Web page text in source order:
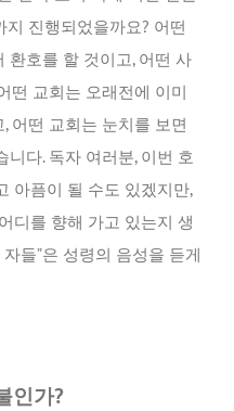
진행되었을까요? 어떤
환호를 할 것이고, 어떤 사
떤 교회는 오래전에 이미
어떤 교회는 눈치를 보면
다. 독자 여러분, 이번 호
아픔이 될 수도 있겠지만,
디를 향해 가고 있는지 생
들”은 성령의 음성을 듣게
인가?